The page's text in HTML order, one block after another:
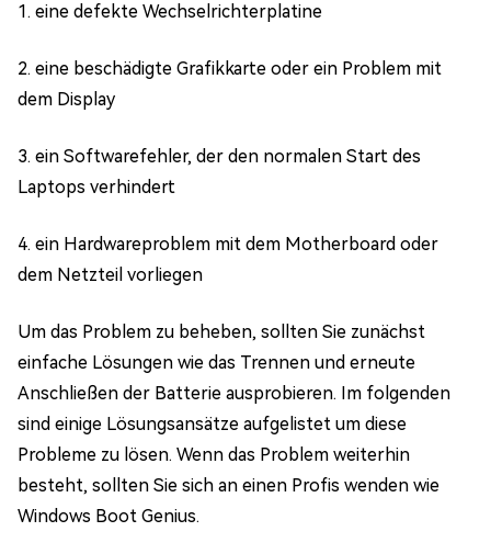
1. eine defekte Wechselrichterplatine
2. eine beschädigte Grafikkarte oder ein Problem mit
dem Display
3. ein Softwarefehler, der den normalen Start des
Laptops verhindert
4. ein Hardwareproblem mit dem Motherboard oder
dem Netzteil vorliegen
Um das Problem zu beheben, sollten Sie zunächst
einfache Lösungen wie das Trennen und erneute
Anschließen der Batterie ausprobieren. Im folgenden
sind einige Lösungsansätze aufgelistet um diese
Probleme zu lösen. Wenn das Problem weiterhin
besteht, sollten Sie sich an einen Profis wenden wie
Windows Boot Genius.